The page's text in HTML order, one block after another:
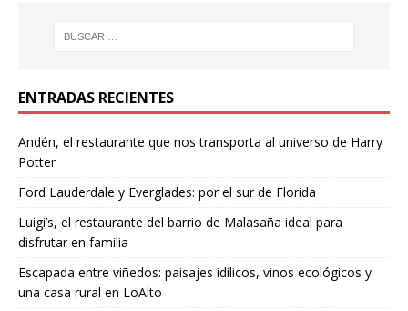
ENTRADAS RECIENTES
Andén, el restaurante que nos transporta al universo de Harry
Potter
Ford Lauderdale y Everglades: por el sur de Florida
Luigi’s, el restaurante del barrio de Malasaña ideal para
disfrutar en familia
Escapada entre viñedos: paisajes idílicos, vinos ecológicos y
una casa rural en LoAlto